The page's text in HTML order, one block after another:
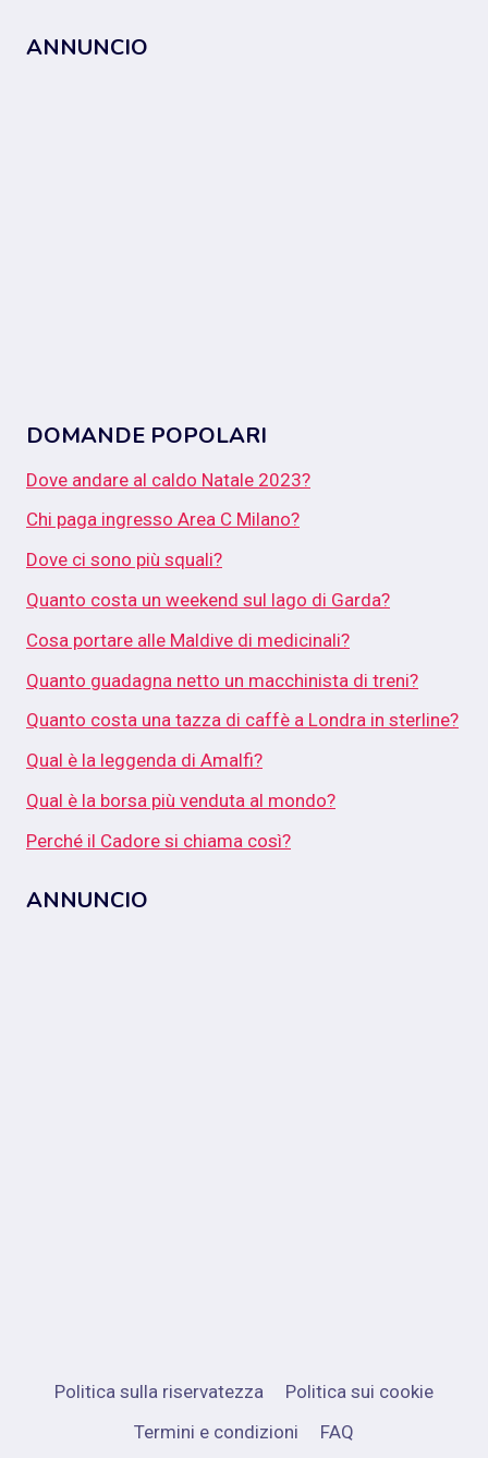
ANNUNCIO
DOMANDE POPOLARI
Dove andare al caldo Natale 2023?
Chi paga ingresso Area C Milano?
Dove ci sono più squali?
Quanto costa un weekend sul lago di Garda?
Cosa portare alle Maldive di medicinali?
Quanto guadagna netto un macchinista di treni?
Quanto costa una tazza di caffè a Londra in sterline?
Qual è la leggenda di Amalfi?
Qual è la borsa più venduta al mondo?
Perché il Cadore si chiama così?
ANNUNCIO
Politica sulla riservatezza
Politica sui cookie
Termini e condizioni
FAQ